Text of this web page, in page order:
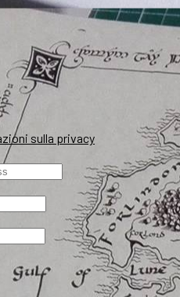
sulla privacy